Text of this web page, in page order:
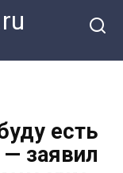
есть
заявил